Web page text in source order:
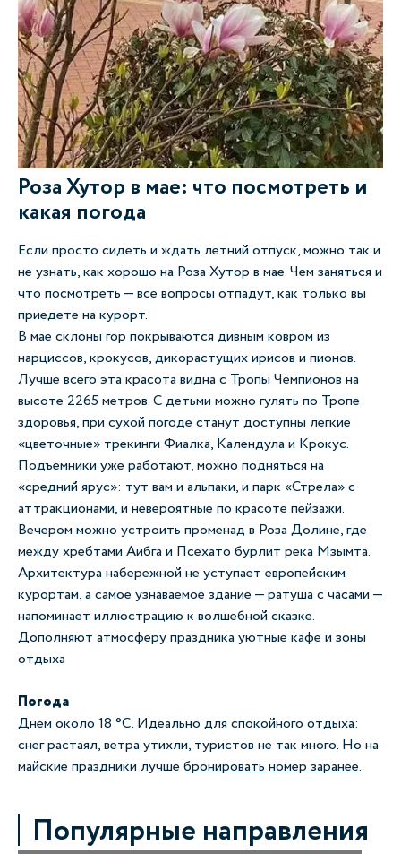
Роза Хутор в мае: что посмотреть и
какая погода
Если просто сидеть и ждать летний отпуск, можно так и
не узнать, как хорошо на Роза Хутор в мае. Чем заняться и
что посмотреть — все вопросы отпадут, как только вы
приедете на курорт.
В мае склоны гор покрываются дивным ковром из
нарциссов, крокусов, дикорастущих ирисов и пионов.
Лучше всего эта красота видна с Тропы Чемпионов на
высоте 2265 метров. С детьми можно гулять по Тропе
здоровья, при сухой погоде станут доступны легкие
«цветочные» трекинги Фиалка, Календула и Крокус.
Подъемники уже работают, можно подняться на
«средний ярус»: тут вам и альпаки, и парк «Стрела» с
аттракционами, и невероятные по красоте пейзажи.
Вечером можно устроить променад в Роза Долине, где
между хребтами Аибга и Псехато бурлит река Мзымта.
Архитектура набережной не уступает европейским
курортам, а самое узнаваемое здание — ратуша с часами —
напоминает иллюстрацию к волшебной сказке.
Дополняют атмосферу праздника уютные кафе и зоны
отдыха
Погода
Днем около 18 °C. Идеально для спокойного отдыха:
снег растаял, ветра утихли, туристов не так много. Но на
майские праздники лучше бронировать номер заранее.
Популярные направления